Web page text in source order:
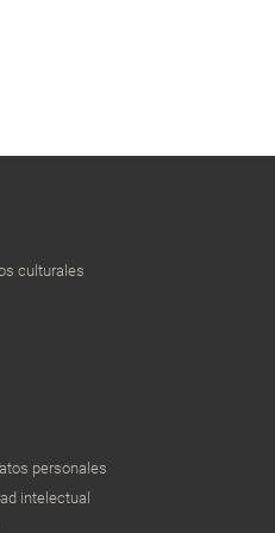
culturales
personales
intelectual